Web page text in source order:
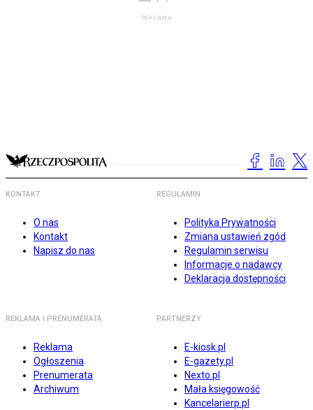
KONTAKT
O nas
Kontakt
Napisz do nas
REGULAMIN
Polityka Prywatności
Zmiana ustawień zgód
Regulamin serwisu
Informacje o nadawcy
Deklaracja dostępności
REKLAMA I PRENUMERATA
Reklama
Ogłoszenia
Prenumerata
Archiwum
PARTNERZY
E-kiosk.pl
E-gazety.pl
Nexto.pl
Mała księgowość
Kancelarierp.pl